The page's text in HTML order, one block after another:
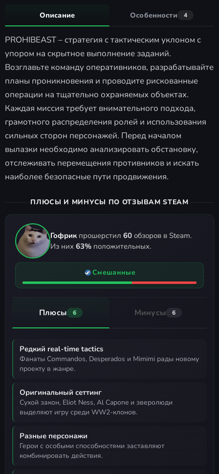
Описание Особенности 4
PROHIBEAST – стратегия с тактическим уклоном с
упором на скрытное выполнение заданий.
Возглавьте команду оперативников, разрабатывайте
планы проникновения и проводите рискованные
операции на тщательно охраняемых объектах.
Каждая миссия требует внимательного подхода,
грамотного распределения ролей и использования
сильных сторон персонажей. Перед началом
вылазки необходимо анализировать обстановку,
отслеживать перемещения противников и искать
наиболее безопасные пути продвижения.
ПЛЮСЫ И МИНУСЫ ПО ОТЗЫВАМ STEAM
Гофрик прошерстил 60 обзоров в Steam.
Из них 63% положительных.
Смешанные
Плюсы 6 Минусы 6
Редкий real-time tactics
фанаты Commandos, Desperados и Mimimi рады новому
проекту в жанре.
Оригинальный сеттинг
сухой закон, Eliot Ness, Al Capone и зверолюди
выделяют игру среди WW2-клонов.
Разные персонажи
герои с особыми способностями заставляют
комбинировать действия.